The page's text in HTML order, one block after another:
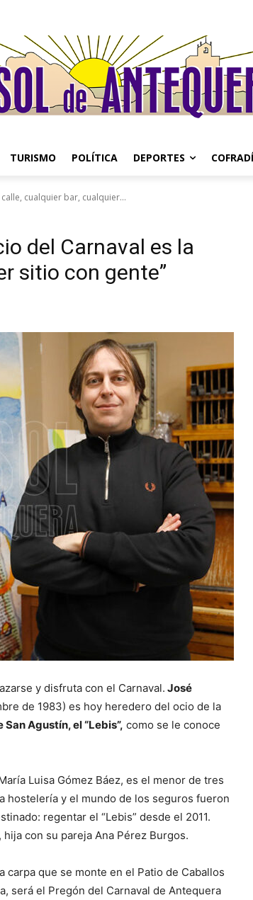
TURISMO POLÍTICA DEPORTES
cualquier bar, cualquier...
del Carnaval es la
sitio con gente”
y disfruta con el Carnaval. José
de 1983) es hoy heredero del ocio de la
Agustín, el “Lebis”, como se le conoce
Luisa Gómez Báez, es el menor de tres
hostelería y el mundo de los seguros fueron
regentar el “Lebis” desde el 2011.
con su pareja Ana Pérez Burgos.
carpa que se monte en el Patio de Caballos
será el Pregón del Carnaval de Antequera